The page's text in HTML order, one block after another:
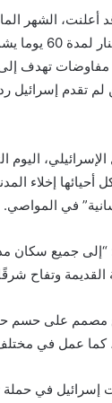
الشهر
مقترح لوقف
تهدف إلى
لم تقدم إسرائيل
اليوم
إخلاء
في المواصي.
جميع سكان
القديمة وتفاح
مصمم على حسم
كما عمل في
إسرائيل في حملة